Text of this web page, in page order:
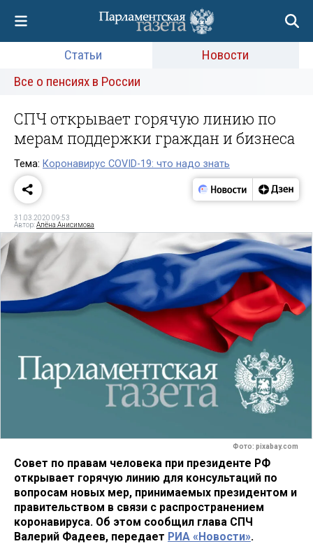
Статьи
Новости
Все о пенсиях в России
СПЧ открывает горячую линию по
мерам поддержки граждан и бизнеса
Тема: Коронавирус COVID-19: что надо знать
31.03.2020 09:53
Автор:Алёна Анисимова
Фото: pixabay.com
Совет по правам человека при президенте РФ
открывает горячую линию для консультаций по
вопросам новых мер, принимаемых президентом и
правительством в связи с распространением
коронавируса. Об этом сообщил глава СПЧ
Валерий Фадеев, передает РИА «Новости».